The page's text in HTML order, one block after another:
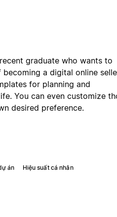
graduate who wants to
becoming a digital online
for planning and
You can even customize
desired preference.
án Hiệu suất cá nhân